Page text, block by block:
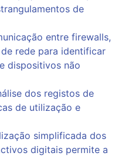
de
entre firewalls,
rede para identificar
dispositivos não
dos registos de
de utilização e
simplificada dos
digitais permite a